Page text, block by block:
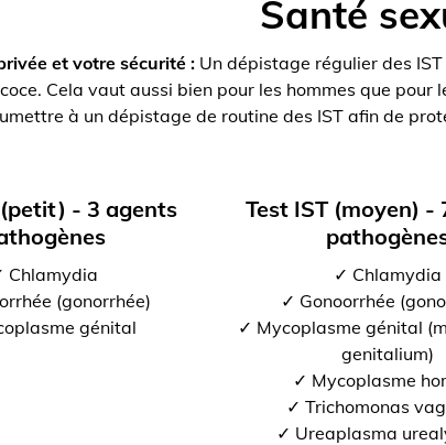
Santé
et votre sécurité :Un dépistage régulier des
Cela vaut aussi bien pour les hommes que
à un dépistage de routine des IST afin de
- 3 agents
Chlamydia
(gonorrhée)
génital
Test IST (moyen) -
✓ Chlamydia
✓ Gonoorrhée
✓ Mycoplasme génital
genitalium)
✓ Mycoplasme
✓ Trichomonas
✓ Ureaplasma